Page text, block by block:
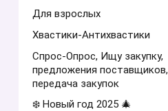
Для взрослых
Хвастики-Антихвастики
Спрос-Опрос, Ищу закупку,
предложения поставщиков,
передача закупок
❄️ Новый год 2025 🎄